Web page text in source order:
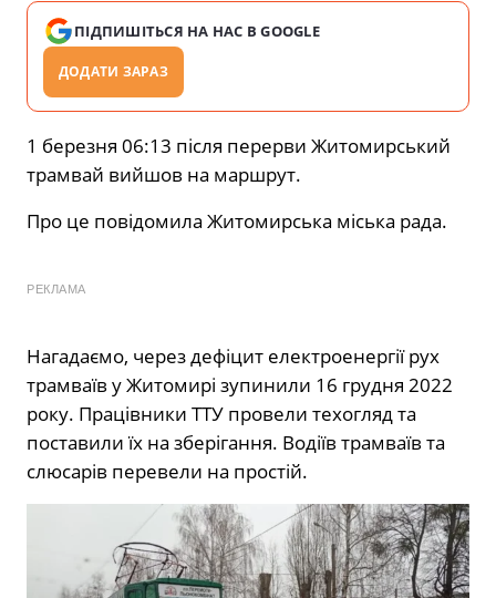
ПІДПИШІТЬСЯ НА НАС В GOOGLE
ДОДАТИ ЗАРАЗ
1 березня 06:13 після перерви Житомирський
трамвай вийшов на маршрут.
Про це повідомила Житомирська міська рада.
РЕКЛАМА
Нагадаємо, через дефіцит електроенергії рух
трамваїв у Житомирі зупинили 16 грудня 2022
року. Працівники ТТУ провели техогляд та
поставили їх на зберігання. Водіїв трамваїв та
слюсарів перевели на простій.